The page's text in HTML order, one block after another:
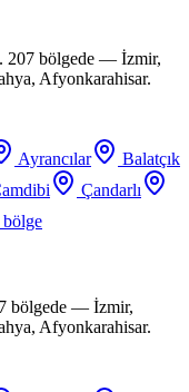
207 bölgede — İzmir,
Afyonkarahisar.
Ayrancılar
Balatçık
Çandarlı
bölge
bölgede — İzmir,
Afyonkarahisar.